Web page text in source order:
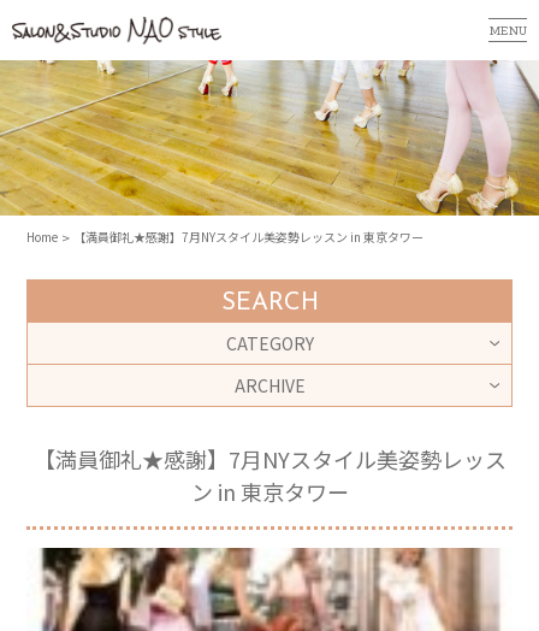
MENU
Home 【満員御礼★感謝】7月NYスタイル美姿勢レッスン in 東京タワー
SEARCH
CATEGORY
ARCHIVE
【満員御礼★感謝】7月NYスタイル美姿勢レッス
ン in 東京タワー